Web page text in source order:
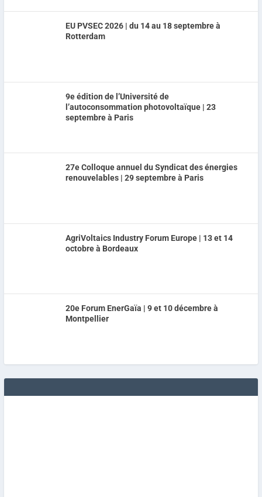
EU PVSEC 2026 | du 14 au 18 septembre à
Rotterdam
9e édition de l’Université de
l’autoconsommation photovoltaïque | 23
septembre à Paris
27e Colloque annuel du Syndicat des énergies
renouvelables | 29 septembre à Paris
AgriVoltaics Industry Forum Europe | 13 et 14
octobre à Bordeaux
20e Forum EnerGaïa | 9 et 10 décembre à
Montpellier